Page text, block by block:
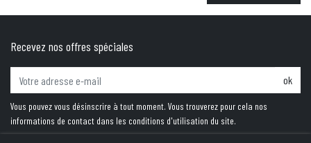
Recevez nos offres spéciales
ok
Vous pouvez vous désinscrire à tout moment. Vous trouverez pour cela nos
informations de contact dans les conditions d'utilisation du site.